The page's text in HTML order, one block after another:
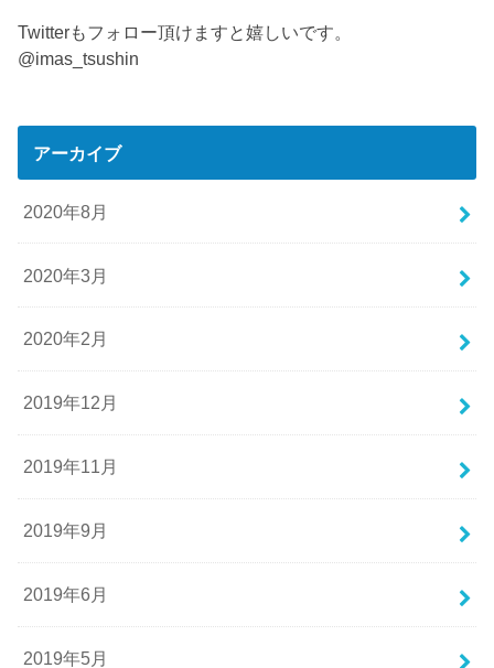
Twitterもフォロー頂けますと嬉しいです。
@imas_tsushin
アーカイブ
2020年8月
2020年3月
2020年2月
2019年12月
2019年11月
2019年9月
2019年6月
2019年5月